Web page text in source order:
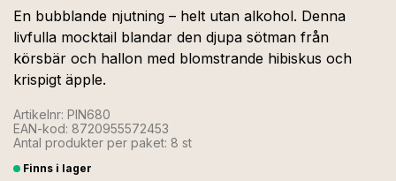
En bubblande njutning – helt utan alkohol. Denna
livfulla mocktail blandar den djupa sötman från
körsbär och hallon med blomstrande hibiskus och
krispigt äpple.
Artikelnr: PIN680
EAN-kod: 8720955572453
Antal produkter per paket: 8 st
Finns i lager